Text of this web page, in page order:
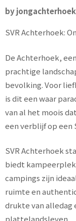
by
SVR Achterhoek:
De Achterhoek,
prachtige
bevolking. Voor
is dit een waar
van al het moois
een verblijf op een
SVR Achterhoek
biedt
campings zijn
ruimte en
drukte van alledag
plattelandsleven.